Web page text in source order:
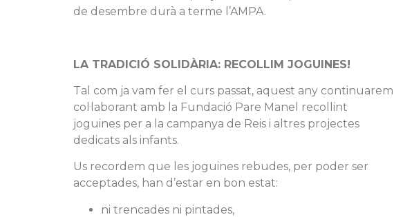
de desembre durà a terme l’AMPA.
LA TRADICIÓ SOLIDÀRIA: RECOLLIM JOGUINES!
Tal com ja vam fer el curs passat, aquest any continuarem
col·laborant amb la Fundació Pare Manel recollint
joguines per a la campanya de Reis i altres projectes
dedicats als infants.
Us recordem que les joguines rebudes, per poder ser
acceptades, han d’estar en bon estat:
ni trencades ni pintades,